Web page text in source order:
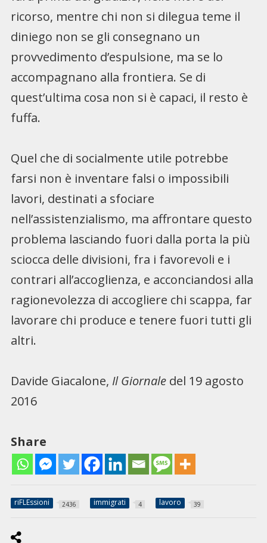
ricorso, mentre chi non si dilegua teme il
diniego non se gli consegnano un
provvedimento d’espulsione, ma se lo
accompagnano alla frontiera. Se di
quest’ultima cosa non si è capaci, il resto è
fuffa.
Quel che di socialmente utile potrebbe
farsi non è inventare falsi o impossibili
lavori, destinati a sfociare
nell’assistenzialismo, ma affrontare questo
problema lasciando fuori dalla porta la più
sciocca delle divisioni, fra i favorevoli e i
contrari all’accoglienza, e acconciandosi alla
ragionevolezza di accogliere chi scappa, far
lavorare chi produce e tenere fuori tutti gli
altri.
Davide Giacalone, Il Giornaledel 19 agosto
2016
Share
riFLEssioni 2436 immigrati 4 lavoro 39